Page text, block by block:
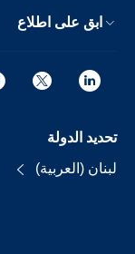
ابق على اطلاع
تحديد الدولة
لبنان (العربية)